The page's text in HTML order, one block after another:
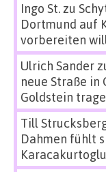
Ingo St.zu
Dortmund auf
vorbereiten
Ulrich Sander
neue Straße in
Goldstein
Till
Dahmen fühlt